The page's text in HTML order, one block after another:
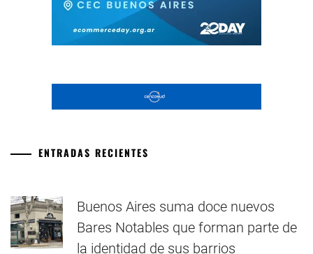
ENTRADAS RECIENTES
Buenos Aires suma doce nuevos
Bares Notables que forman parte de
la identidad de sus barrios